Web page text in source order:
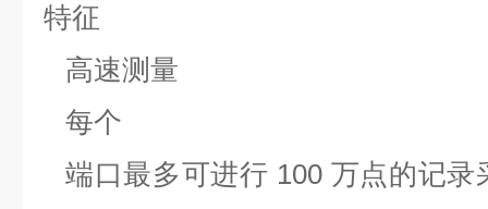
特征
高速测量
每个
端口最多可进行 100 万点的记